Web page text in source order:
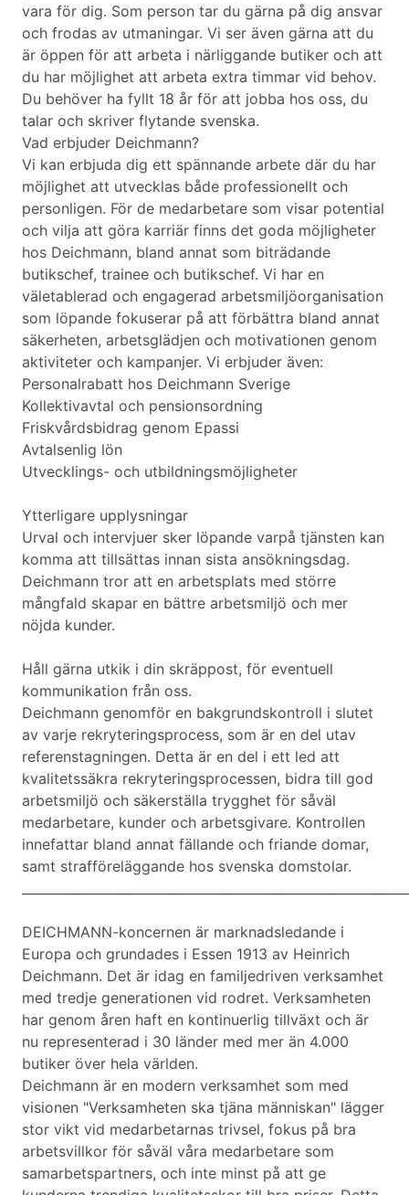
vara för dig. Som person tar du gärna på dig ansvar
och frodas av utmaningar. Vi ser även gärna att du
är öppen för att arbeta i närliggande butiker och att
du har möjlighet att arbeta extra timmar vid behov.
Du behöver ha fyllt 18 år för att jobba hos oss, du
talar och skriver flytande svenska.
Vad erbjuder Deichmann?
Vi kan erbjuda dig ett spännande arbete där du har
möjlighet att utvecklas både professionellt och
personligen. För de medarbetare som visar potential
och vilja att göra karriär finns det goda möjligheter
hos Deichmann, bland annat som biträdande
butikschef, trainee och butikschef. Vi har en
väletablerad och engagerad arbetsmiljöorganisation
som löpande fokuserar på att förbättra bland annat
säkerheten, arbetsglädjen och motivationen genom
aktiviteter och kampanjer. Vi erbjuder även:
Personalrabatt hos Deichmann Sverige
Kollektivavtal och pensionsordning
Friskvårdsbidrag genom Epassi
Avtalsenlig lön
Utvecklings- och utbildningsmöjligheter
Ytterligare upplysningar
Urval och intervjuer sker löpande varpå tjänsten kan
komma att tillsättas innan sista ansökningsdag.
Deichmann tror att en arbetsplats med större
mångfald skapar en bättre arbetsmiljö och mer
nöjda kunder.
Håll gärna utkik i din skräppost, för eventuell
kommunikation från oss.
Deichmann genomför en bakgrundskontroll i slutet
av varje rekryteringsprocess, som är en del utav
referenstagningen. Detta är en del i ett led att
kvalitetssäkra rekryteringsprocessen, bidra till god
arbetsmiljö och säkerställa trygghet för såväl
medarbetare, kunder och arbetsgivare. Kontrollen
innefattar bland annat fällande och friande domar,
samt strafföreläggande hos svenska domstolar.
DEICHMANN-koncernen är marknadsledande i
Europa och grundades i Essen 1913 av Heinrich
Deichmann. Det är idag en familjedriven verksamhet
med tredje generationen vid rodret. Verksamheten
har genom åren haft en kontinuerlig tillväxt och är
nu representerad i 30 länder med mer än 4.000
butiker över hela världen.
Deichmann är en modern verksamhet som med
visionen "Verksamheten ska tjäna människan" lägger
stor vikt vid medarbetarnas trivsel, fokus på bra
arbetsvillkor för såväl våra medarbetare som
samarbetspartners, och inte minst på att ge